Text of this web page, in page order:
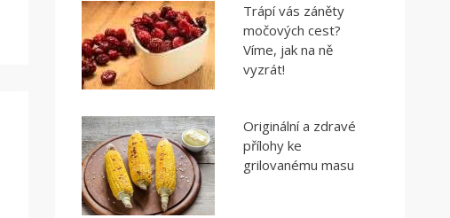
Trápí vás záněty
močových cest?
Víme, jak na ně
vyzrát!
Originální a zdravé
přílohy ke
grilovanému masu